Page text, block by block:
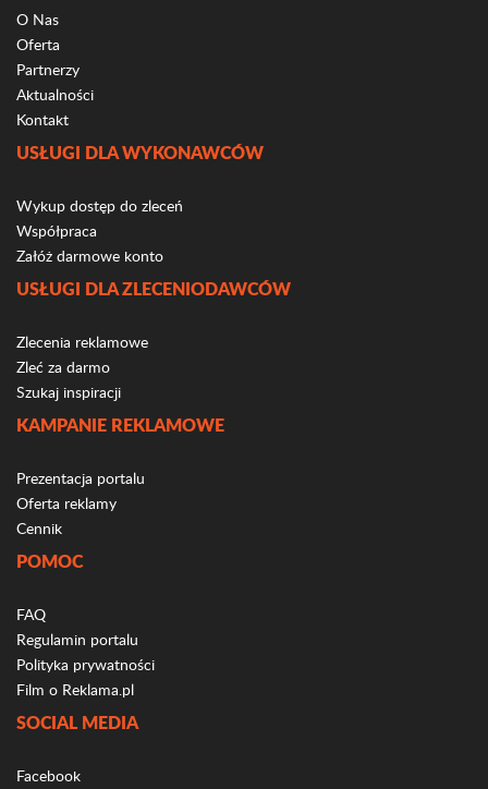
O Nas
Oferta
Partnerzy
Aktualności
Kontakt
USŁUGI DLA WYKONAWCÓW
Wykup dostęp do zleceń
Współpraca
Załóż darmowe konto
USŁUGI DLA ZLECENIODAWCÓW
Zlecenia reklamowe
Zleć za darmo
Szukaj inspiracji
KAMPANIE REKLAMOWE
Prezentacja portalu
Oferta reklamy
Cennik
POMOC
FAQ
Regulamin portalu
Polityka prywatności
Film o Reklama.pl
SOCIAL MEDIA
Facebook